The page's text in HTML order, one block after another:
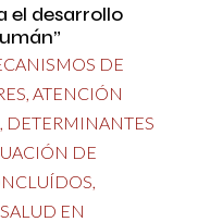
el desarrollo
DE
ATENCIÓN
DETERMINANTES
DE
EN